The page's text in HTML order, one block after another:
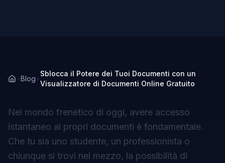
Blog
Sblocca il Potere dei Tuoi Documenti con un
Visualizzatore di Documenti Online Gratuito
Nel mondo frenetico di oggi, avere accesso
istantaneo ai propri documenti è fondamentale.
Che tu sia uno studente, un professionista o
chiunque si trovi nel mezzo, la possibilità di